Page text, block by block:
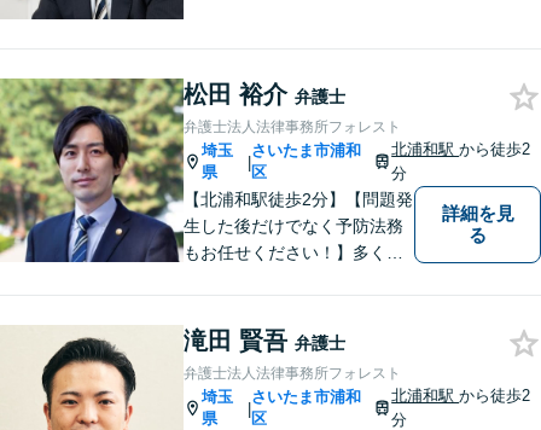
【刑事事件】スピーディーな
接見を重視！少年事件は子ど
もたちの将来を見据えてサポ
ート。
松田 裕介 弁護士
弁護士法人法律事務所フォレスト
埼玉
県
|
さいたま市浦和
区
北浦和駅から徒歩2
分
【北浦和駅徒歩2分】【問題発
生した後だけでなく予防法務
もお任せください！】多くの
ような案件に対してもご依頼
者様に寄り添って真摯に対応
すること」がモットーです。
【完全個室】
詳細を見
る
滝田 賢吾 弁護士
弁護士法人法律事務所フォレスト
埼玉
県
|
さいたま市浦和
区
北浦和駅から徒歩2
分